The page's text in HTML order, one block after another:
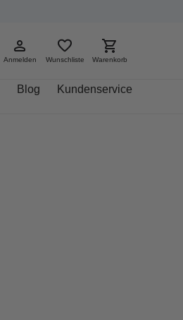
Anmelden Wunschliste Warenkorb
Blog Kundenservice